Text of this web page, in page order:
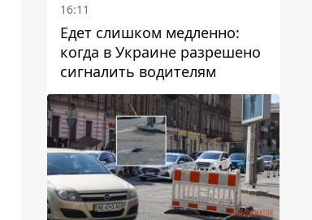
16:11
Едет слишком медленно:
когда в Украине разрешено
сигналить водителям